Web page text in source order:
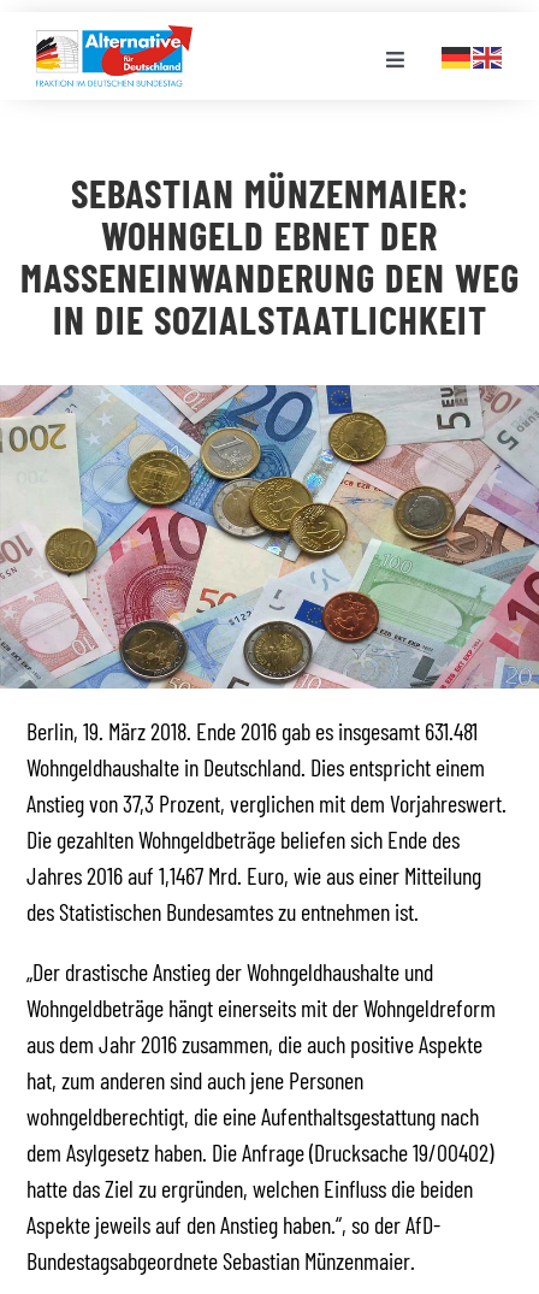
Inhalt
springen
Toggle
LANDESGRUPPEN
VERANSTALTUNGEN
STELLENPORTAL
MEDIATHEK
SEBASTIAN MÜNZENMAIER:
WOHNGELD EBNET DER
MASSENEINWANDERUNG DEN WEG
IN DIE SOZIALSTAATLICHKEIT
Berlin, 19. März 2018. Ende 2016 gab es insgesamt 631.481
Wohngeldhaushalte in Deutschland. Dies entspricht einem
Anstieg von 37,3 Prozent, verglichen mit dem Vorjahreswert.
Die gezahlten Wohngeldbeträge beliefen sich Ende des
Jahres 2016 auf 1,1467 Mrd. Euro, wie aus einer Mitteilung
des Statistischen Bundesamtes zu entnehmen ist.
„Der drastische Anstieg der Wohngeldhaushalte und
Wohngeldbeträge hängt einerseits mit der Wohngeldreform
aus dem Jahr 2016 zusammen, die auch positive Aspekte
hat, zum anderen sind auch jene Personen
wohngeldberechtigt, die eine Aufenthaltsgestattung nach
dem Asylgesetz haben. Die Anfrage (Drucksache 19/00402)
hatte das Ziel zu ergründen, welchen Einfluss die beiden
Aspekte jeweils auf den Anstieg haben.“, so der AfD-
Bundestagsabgeordnete Sebastian Münzenmaier.